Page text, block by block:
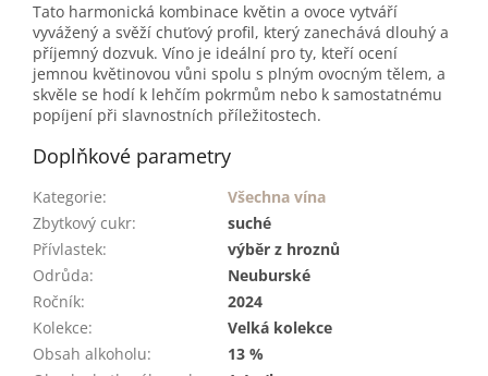
Tato harmonická kombinace květin a ovoce vytváří
vyvážený a svěží chuťový profil, který zanechává dlouhý a
příjemný dozvuk. Víno je ideální pro ty, kteří ocení
jemnou květinovou vůni spolu s plným ovocným tělem, a
skvěle se hodí k lehčím pokrmům nebo k samostatnému
popíjení při slavnostních příležitostech.
Doplňkové parametry
Kategorie:
Všechna vína
Zbytkový cukr:
suché
Přívlastek:
výběr z hroznů
Odrůda:
Neuburské
Ročník:
2024
Kolekce:
Velká kolekce
Obsah alkoholu:
13 %